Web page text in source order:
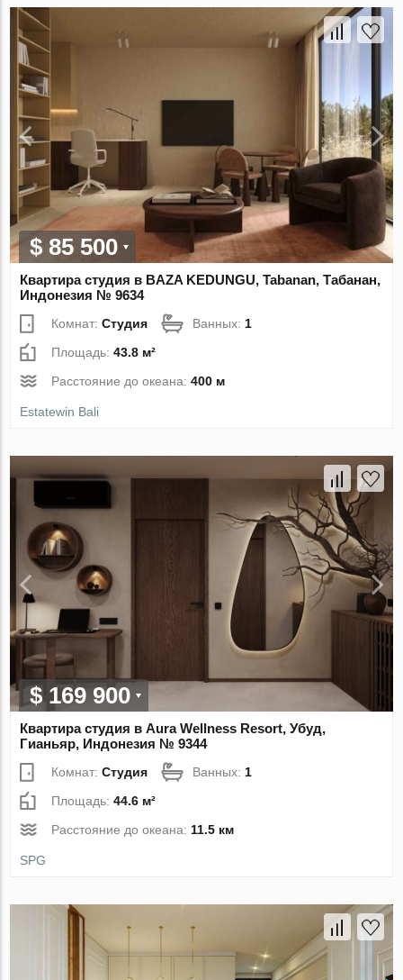
$ 85 500
Квартира студия в BAZA KEDUNGU, Tabanan, Табанан,
Индонезия № 9634
Комнат:Студия Ванных: 1
Площадь:43.8 м²
Расстояние до океана:400 м
Estatewin Bali
$ 169 900
Квартира студия в Aura Wellness Resort, Убуд,
Гианьяр, Индонезия № 9344
Комнат:Студия Ванных: 1
Площадь:44.6 м²
Расстояние до океана: 11.5 км
SPG